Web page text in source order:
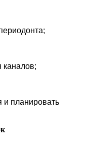
каналов;
и планировать